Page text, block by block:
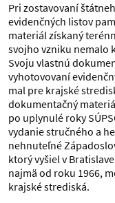
Pri zostavovaní
evidenčných listov
materiál získaný
svojho vzniku nemalo
Svoju vlastnú
vyhotovovaní
mal pre krajské
dokumentačný
po uplynulé roky
vydanie stručného a
nehnuteľné
ktorý vyšiel v
najmä od roku 1966,
krajské strediská.